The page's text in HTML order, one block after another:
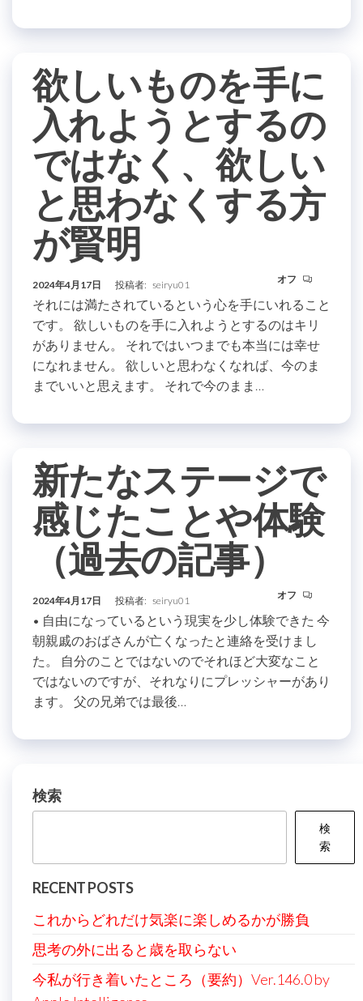
欲しいものを手に
入れようとするの
ではなく、欲しい
と思わなくする方
が賢明
2024年4月17日 投稿者: seiryu01 オフ
それには満たされているという心を手にいれること
です。 欲しいものを手に入れようとするのはキリ
がありません。 それではいつまでも本当には幸せ
になれません。 欲しいと思わなくなれば、今のま
までいいと思えます。 それで今のまま…
新たなステージで
感じたことや体験
（過去の記事）
2024年4月17日 投稿者: seiryu01 オフ
• 自由になっているという現実を少し体験できた 今
朝親戚のおばさんが亡くなったと連絡を受けまし
た。 自分のことではないのでそれほど大変なこと
ではないのですが、それなりにプレッシャーがあり
ます。 父の兄弟では最後…
検索
検
索
RECENT POSTS
これからどれだけ気楽に楽しめるかが勝負
思考の外に出ると歳を取らない
今私が行き着いたところ（要約）Ver.146.0 by